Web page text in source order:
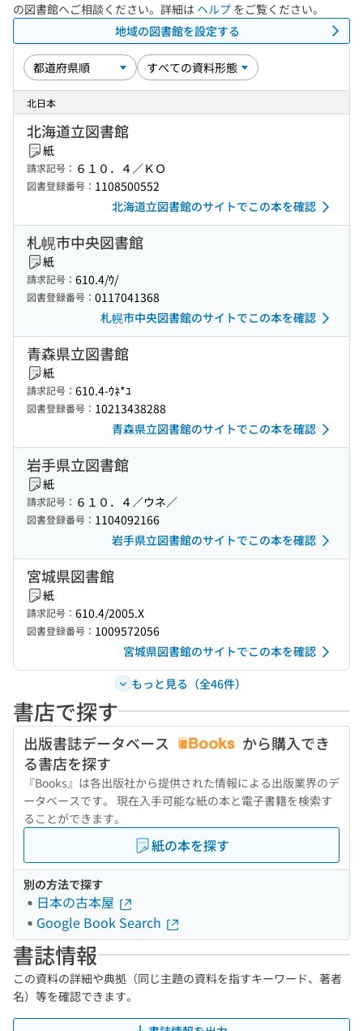
の図書館へご相談ください。詳細は ヘルプ をご覧ください。
地域の図書館を設定する
北日本
北海道立図書館
紙
請求記号： ６１０．４／ＫＯ
図書登録番号： 1108500552
北海道立図書館のサイトでこの本を確認
札幌市中央図書館
紙
請求記号： 610.4/ｳ/
図書登録番号： 0117041368
札幌市中央図書館のサイトでこの本を確認
青森県立図書館
紙
請求記号： 610.4-ｳﾈ*ﾕ
図書登録番号： 10213438288
青森県立図書館のサイトでこの本を確認
岩手県立図書館
紙
請求記号： ６１０．４／ウネ／
図書登録番号： 1104092166
岩手県立図書館のサイトでこの本を確認
宮城県図書館
紙
請求記号： 610.4/2005.X
図書登録番号： 1009572056
宮城県図書館のサイトでこの本を確認
もっと見る（全46件）
書店で探す
出版書誌データベース
から購入でき
る書店を探す
『Books』は各出版社から提供された情報による出版業界のデ
ータベースです。 現在入手可能な紙の本と電子書籍を検索す
ることができます。
紙の本を探す
別の方法で探す
日本の古本屋
Google Book Search
書誌情報
この資料の詳細や典拠（同じ主題の資料を指すキーワード、著者
名）等を確認できます。